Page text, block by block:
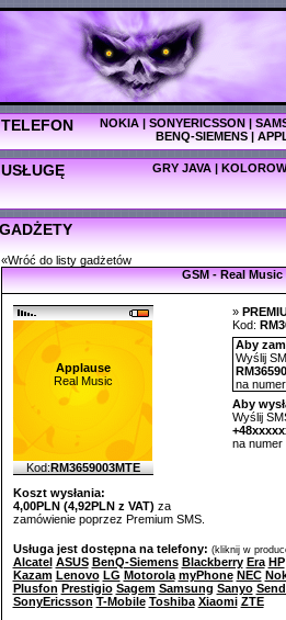
NOKIA|SONYERICSSON|
BENQ-SIEMENS|
GRY JAVA |
«Wróć do listy gadżetów
GSM - Real Music
Applause
Real Music
Kod:RM3659003MTE
Koszt wysłania:
4,00PLN (4,92PLN z VAT) za
zamówienie poprzez Premium SMS.
»
Kod:
Aby
Wyślij
na
Aby
Wyślij
na numer
Usługa jest dostępna na telefony: (kliknij w
Alcatel ASUS BenQ-Siemens Blackberry Era HP
Kazam Lenovo LG Motorola myPhone NEC
Plusfon Prestigio Sagem Samsung Sanyo
SonyEricsson T-Mobile Toshiba Xiaomi ZTE